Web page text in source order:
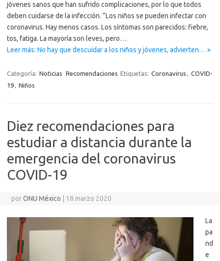
jóvenes sanos que han sufrido complicaciones, por lo que todos
deben cuidarse de la infección. “Los niños se pueden infectar con
coronavirus. Hay menos casos. Los síntomas son parecidos: fiebre,
tos, fatiga. La mayoría son leves, pero…
Leer más: No hay que descuidar a los niños y jóvenes, advierten… »
Categoría: Noticias Recomendaciones Etiquetas: Coronavirus , COVID-
19, Niños
Diez recomendaciones para
estudiar a distancia durante la
emergencia del coronavirus
COVID-19
porONU México 18 marzo 2020
La
pa
nd
e